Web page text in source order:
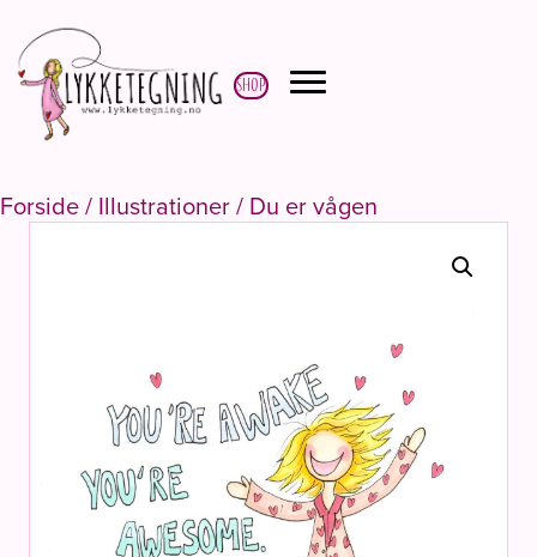
Shop
Forside/ Illustrationer/ Du er vågen